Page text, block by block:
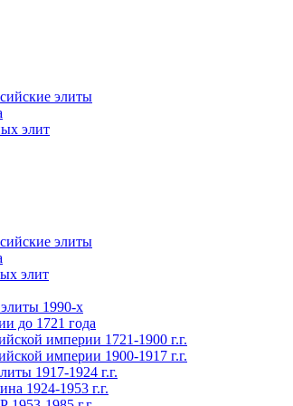
элиты
элит
элиты
элит
1990-х
до 1721 года
империи 1721-1900 г.г.
империи 1900-1917 г.г.
1917-1924 г.г.
1924-1953 г.г.